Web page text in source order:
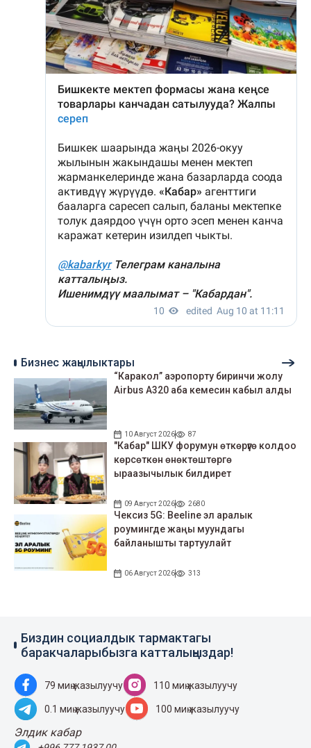
Бизнес жаңылыктары
“Каракол” аэропорту биринчи жолу
Airbus A320 аба кемесин кабыл алды
10 Август 2026 87
"Кабар" ШКУ форумун өткөрүүгө колдоо
көрсөткөн өнөктөштөргө
ыраазычылык билдирет
09 Август 2026 2680
Чексиз 5G: Beeline эл аралык
роумингде жаңы муундагы
байланышты тартуулайт
06 Август 2026 313
Биздин социалдык тармактагы
баракчаларыбызга катталыңыздар!
79 миң жазылуучу 110 миң жазылуучу
0.1 миң жазылуучу 100 миң жазылуучу
Элдик кабар